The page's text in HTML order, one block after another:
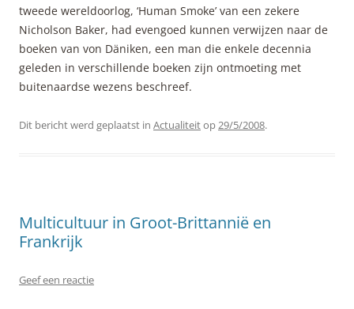
tweede wereldoorlog, ‘Human Smoke’ van een zekere
Nicholson Baker, had evengoed kunnen verwijzen naar de
boeken van von Däniken, een man die enkele decennia
geleden in verschillende boeken zijn ontmoeting met
buitenaardse wezens beschreef.
Dit bericht werd geplaatst in Actualiteitop29/5/2008.
Multicultuur in Groot-Brittannië en
Frankrijk
Geef een reactie